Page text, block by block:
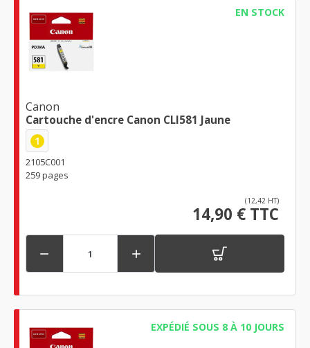
EN STOCK
Canon
Cartouche d'encre Canon CLI581 Jaune
1
2105C001
259 pages
(12,42 HT)
14,90 € TTC
 
EXPÉDIÉ SOUS 8 À 10 JOURS